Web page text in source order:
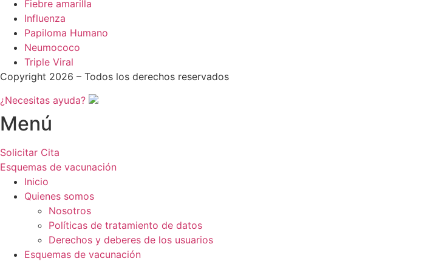
Fiebre amarilla
Influenza
Papiloma Humano
Neumococo
Triple Viral
Copyright 2026 – Todos los derechos reservados
¿Necesitas ayuda?
Menú
Solicitar Cita
Esquemas de vacunación
Inicio
Quienes somos
Nosotros
Políticas de tratamiento de datos
Derechos y deberes de los usuarios
Esquemas de vacunación